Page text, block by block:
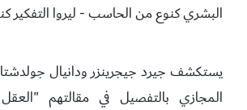
البشري كنوع من الحاسب - ليروا التفكير
يستكشف جيرد جيجرينزر ودانيال
المجازي بالتفصيل في مقالتهم "العقل